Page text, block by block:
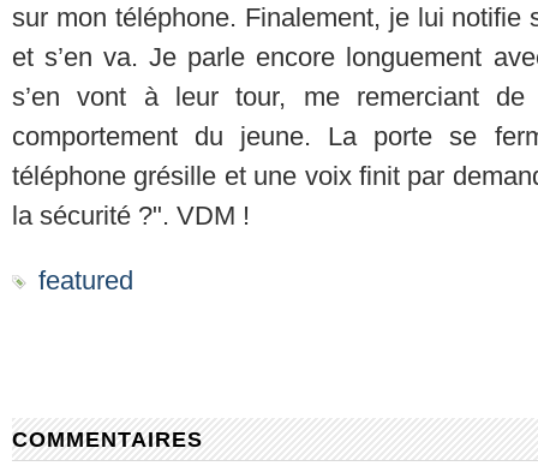
sur mon téléphone. Finalement, je lui notifie
et s’en va. Je parle encore longuement
s’en vont à leur tour, me remerciant de
comportement du jeune. La porte se
téléphone grésille et une voix finit par
la sécurité ?". VDM !
featured
COMMENTAIRES